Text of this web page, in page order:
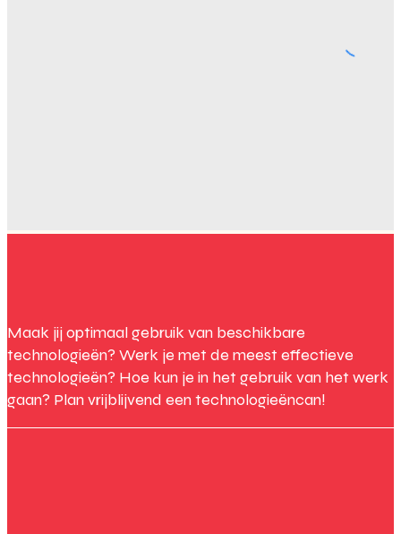
Maak jij optimaal gebruik van beschikbare
technologieën? Werk je met de meest effectieve
technologieën? Hoe kun je in het gebruik van het werk
gaan? Plan vrijblijvend een technologieëncan!